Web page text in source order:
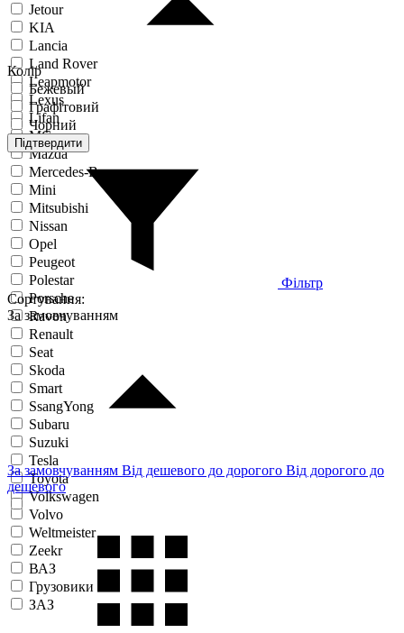
Jetour
KIA
Lancia
Land Rover
Leapmotor
Lexus
Lifan
MG
Mazda
Mercedes-Benz
Mini
Mitsubishi
Nissan
Opel
Peugeot
Polestar
Porsche
Ravon
Renault
Seat
Skoda
Smart
SsangYong
Subaru
Suzuki
Tesla
Toyota
Volkswagen
Volvo
Weltmeister
Zeekr
ВАЗ
Грузовики
ЗАЗ
Колір
Бежевый
Графітовий
Чорний
Підтвердити
Фільтр
Сортування:
За замовчуванням
За замовчуванням Від дешевого до дорогого Від дорогого до
дешевого